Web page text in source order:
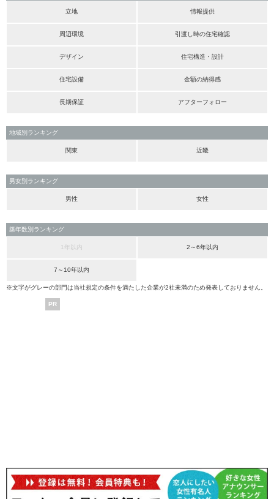
立地 情報提供
周辺環境 引渡し時の住宅確認
デザイン 住宅構造・設計
住宅設備 金額の納得感
長期保証 アフターフォロー
地域別ランキング
関東 近畿
男女別ランキング
男性 女性
築年数別ランキング
1年以内 2～6年以内
7～10年以内
※文字がグレーの部門は当社規定の条件を満たした企業が2社未満のため発表しておりません。
PR